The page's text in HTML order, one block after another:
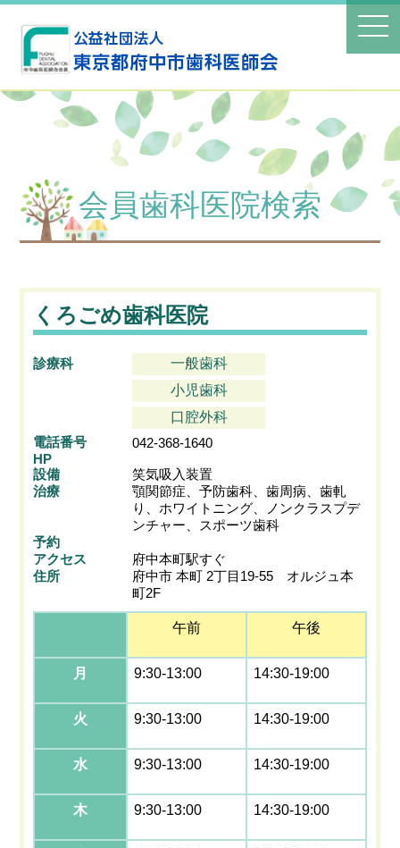
会員歯科医院検索
くろごめ歯科医院
診療科
一般歯科
小児歯科
口腔外科
電話番号
042-368-1640
HP
設備
笑気吸入装置
治療
顎関節症、予防歯科、歯周病、歯軋
り、ホワイトニング、ノンクラスプデ
ンチャー、スポーツ歯科
予約
アクセス
府中本町駅すぐ
住所
府中市 本町 2丁目19-55 オルジュ本
町2F
月
火
水
木
午前
9:30-13:00
9:30-13:00
9:30-13:00
9:30-13:00
午後
14:30-19:00
14:30-19:00
14:30-19:00
14:30-19:00